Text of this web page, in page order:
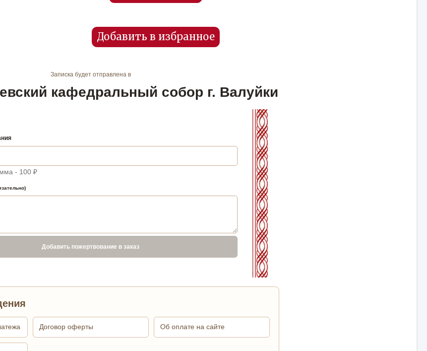
Добавить в избранное